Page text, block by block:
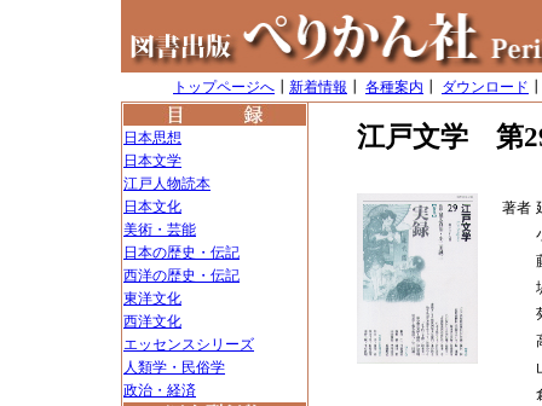
トップページへ 新着情報 各種案内 ダウンロード
日本思想
日本文学
江戸人物読本
日本文化
美術・芸能
日本の歴史・伝記
西洋の歴史・伝記
東洋文化
西洋文化
エッセンスシリーズ
人類学・民俗学
政治・経済
江戸文学 第
著者